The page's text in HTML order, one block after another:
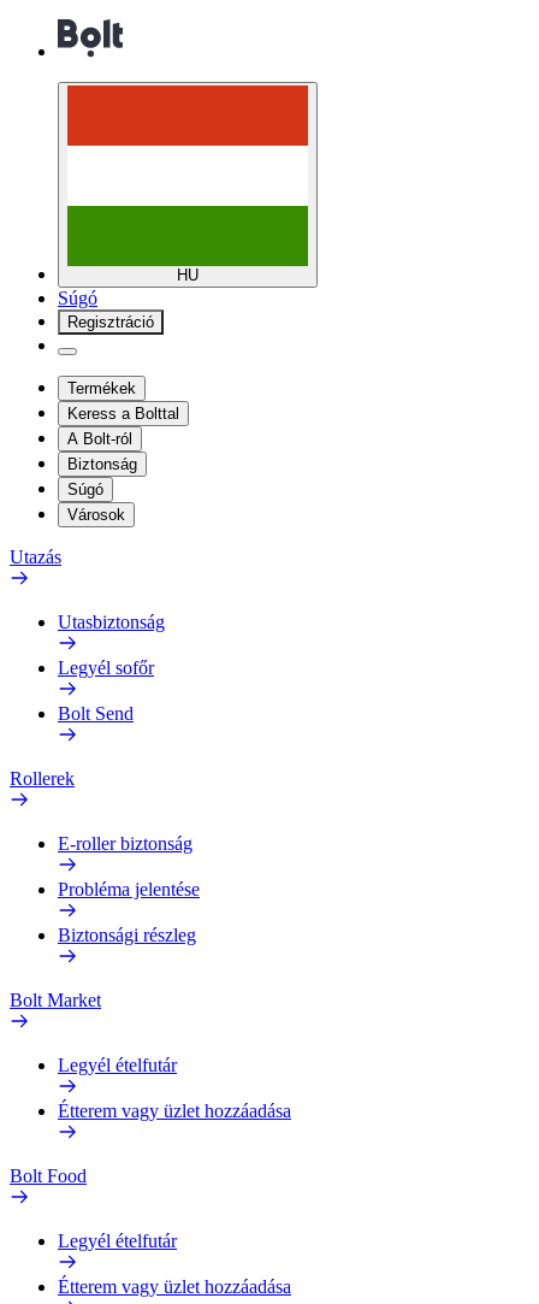
HU
Súgó
Regisztráció
Termékek
Keress a Bolttal
A Bolt-ról
Biztonság
Súgó
Városok
Utazás
Utasbiztonság
Legyél sofőr
Bolt Send
Rollerek
E-roller biztonság
Probléma jelentése
Biztonsági részleg
Bolt Market
Legyél ételfutár
Étterem vagy üzlet hozzáadása
Bolt Food
Legyél ételfutár
Étterem vagy üzlet hozzáadása